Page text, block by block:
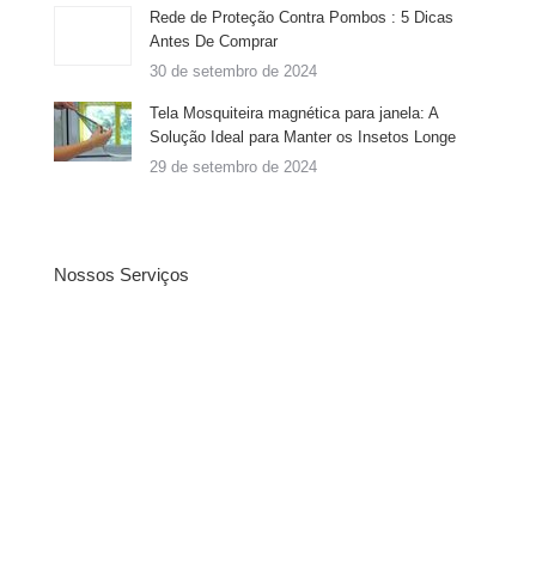
Rede de Proteção Contra Pombos : 5 Dicas
Antes De Comprar
30 de setembro de 2024
Tela Mosquiteira magnética para janela: A
Solução Ideal para Manter os Insetos Longe
29 de setembro de 2024
Nossos Serviços